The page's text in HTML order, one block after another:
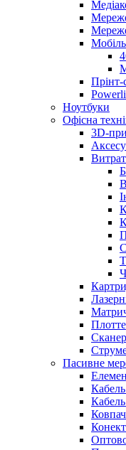
Прінт-
Ноутбуки
Офісна
3D-
Пасивне